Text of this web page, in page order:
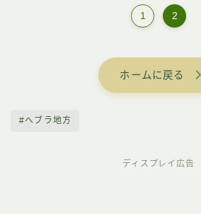
1 2
ホームに戻る
#へブラ地方
ディスプレイ広告